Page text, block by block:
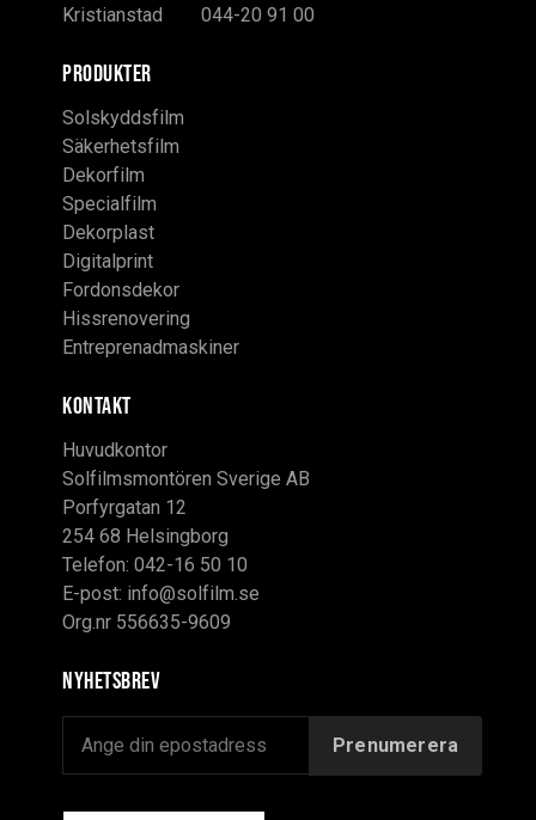
Kristianstad
044-20 91 00
PRODUKTER
Solskyddsfilm
Säkerhetsfilm
Dekorfilm
Specialfilm
Dekorplast
Digitalprint
Fordonsdekor
Hissrenovering
Entreprenadmaskiner
KONTAKT
Huvudkontor
Solfilmsmontören Sverige AB
Porfyrgatan 12
254 68 Helsingborg
Telefon: 042-16 50 10
E-post: info@solfilm.se
Org.nr 556635-9609
Nyhetsbrev